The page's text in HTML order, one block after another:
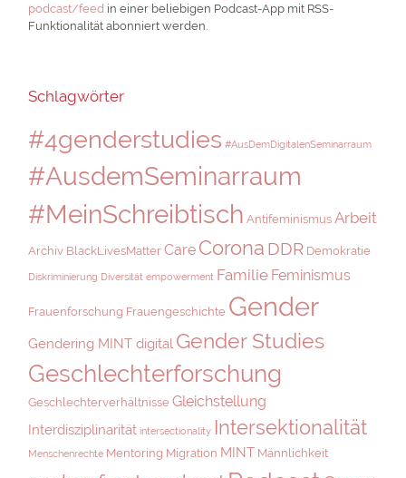
podcast/feed in einer beliebigen Podcast-App mit RSS-
Funktionalität abonniert werden.
Schlagwörter
#4genderstudies #AusDemDigitalenSeminarraum
#AusdemSeminarraum
#MeinSchreibtisch Antifeminismus Arbeit
Archiv BlackLivesMatter Care Corona DDR Demokratie
Diskriminierung Diversität empowerment Familie Feminismus
Frauenforschung Frauengeschichte Gender
Gendering MINT digital Gender Studies
Geschlechterforschung
Geschlechterverhältnisse Gleichstellung
Interdisziplinarität intersectionality Intersektionalität
Menschenrechte Mentoring Migration MINT Männlichkeit